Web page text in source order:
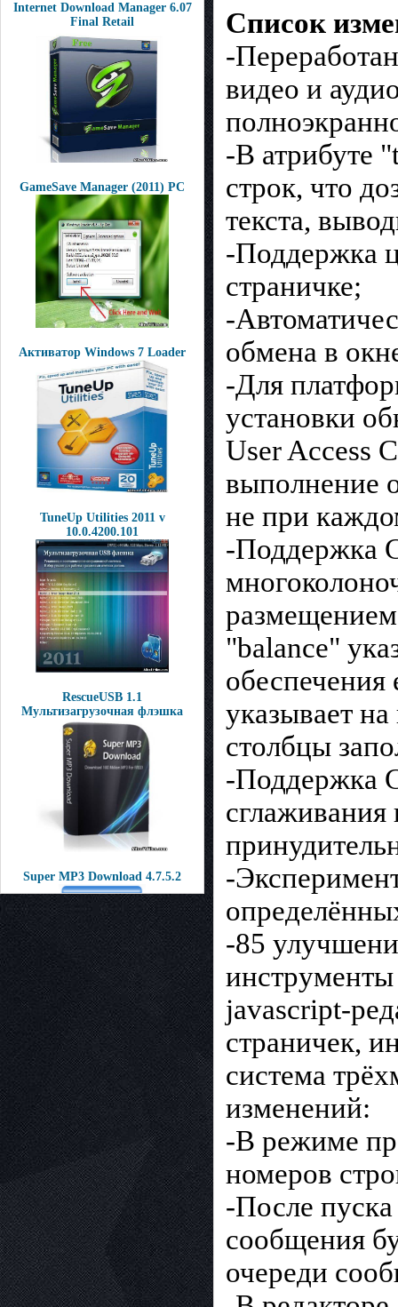
Internet Download Manager 6.07
Final Retail
GameSave Manager (2011) РС
Активатор Windows 7 Loader
TuneUp Utilities 2011 v
10.0.4200.101
RescueUSB 1.1
Мультизагрузочная флэшка
Super MP3 Download 4.7.5.2
Список
-
видео и
-В атрибуте
строк, что
текста,
-Поддержка
страничке;
-
обмена в
-Для
установки
User Access
выполнение
не при
-Поддержка
"balance"
указывает
столбцы
-Поддержка
сглаживания
-
-85
инструменты
javascript-
страничек,
система
изменений:
-В режиме
номеров
-После
сообщения
очереди